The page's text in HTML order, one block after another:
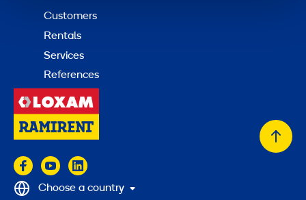
Customers
Rentals
Services
References
Back
Choose a country